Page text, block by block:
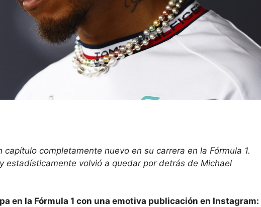
completamente nuevo en su carrera en la Fórmula 1.
estadísticamente volvió a quedar por detrás de Michael
en la Fórmula 1 con una emotiva publicación en Instagram: